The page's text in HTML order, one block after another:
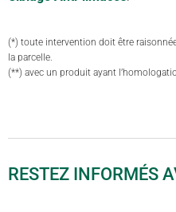
(*) toute intervention doit être
la parcelle.
(**) avec un produit ayant
RESTEZ INFORMÉS